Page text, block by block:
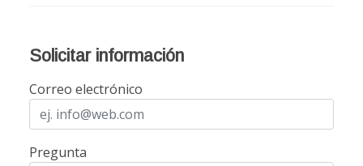
Solicitar información
Correo electrónico
Pregunta